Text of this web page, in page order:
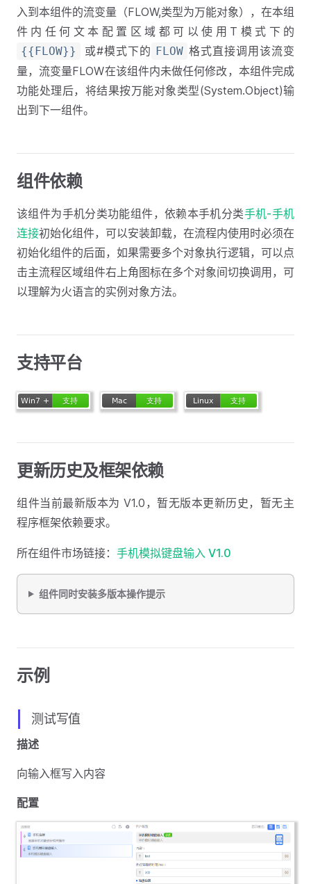
入到本组件的流变量（FLOW,类型为万能对象），在本组
件内任何文本配置区域都可以使用T模式下的
{{FLOW}} 或#模式下的 FLOW 格式直接调用该流变
量，流变量FLOW在该组件内未做任何修改，本组件完成
功能处理后，将结果按万能对象类型(System.Object)输
出到下一组件。
组件依赖
该组件为手机分类功能组件，依赖本手机分类手机-手机
连接初始化组件，可以安装卸载，在流程内使用时必须在
初始化组件的后面，如果需要多个对象执行逻辑，可以点
击主流程区域组件右上角图标在多个对象间切换调用，可
以理解为火语言的实例对象方法。
支持平台
更新历史及框架依赖
组件当前最新版本为 V1.0，暂无版本更新历史，暂无主
程序框架依赖要求。
所在组件市场链接： 手机模拟键盘输入 V1.0
组件同时安装多版本操作提示
示例
测试写值
描述
向输入框写入内容
配置